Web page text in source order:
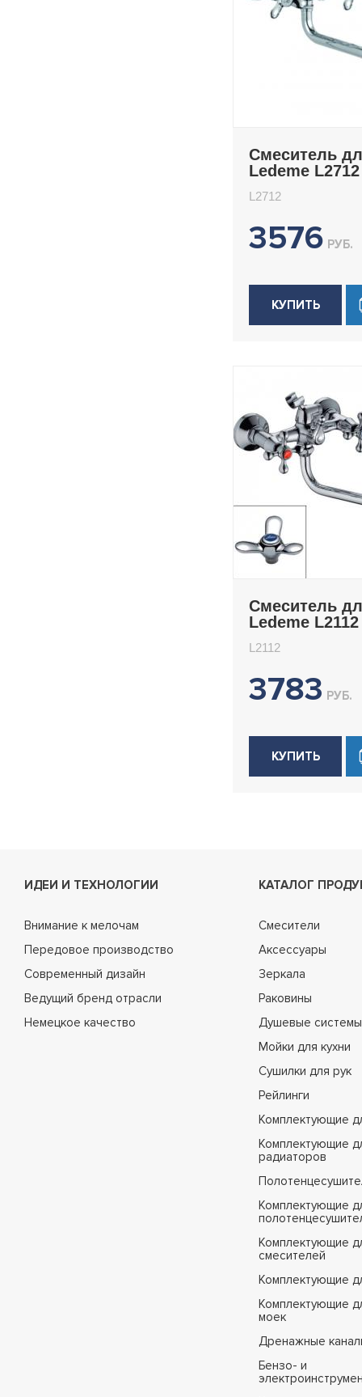
Смеситель
Ledeme L2712
L2712
3576 РУБ.
КУПИТЬ
Смеситель
Ledeme L2112
L2112
3783 РУБ.
КУПИТЬ
ИДЕИ И ТЕХНОЛОГИИ
Внимание к мелочам
Передовое производство
Современный дизайн
Ведущий бренд отрасли
Немецкое качество
КАТАЛОГ
Смесители
Аксессуары
Зеркала
Раковины
Душевые системы
Мойки для кухни
Сушилки для рук
Рейлинги
Комплектующие
Комплектующие
радиаторов
Комплектующие
Комплектующие
смесителей
Комплектующие
Комплектующие
моек
Дренажные
Бензо- и